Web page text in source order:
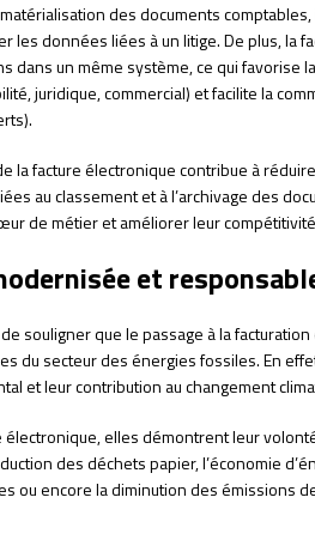
des documents
les données liées à un litige. De plus, la
dans un même système, ce qui favorise
juridique, commercial) et facilite la
la facture électronique contribue à
au classement et à l’archivage des
de métier et améliorer leur
et
souligner que le passage à la
du secteur des énergies fossiles. En
et leur contribution au changement
électronique, elles démontrent leur
des déchets papier, l’économie
ou encore la diminution des émissions